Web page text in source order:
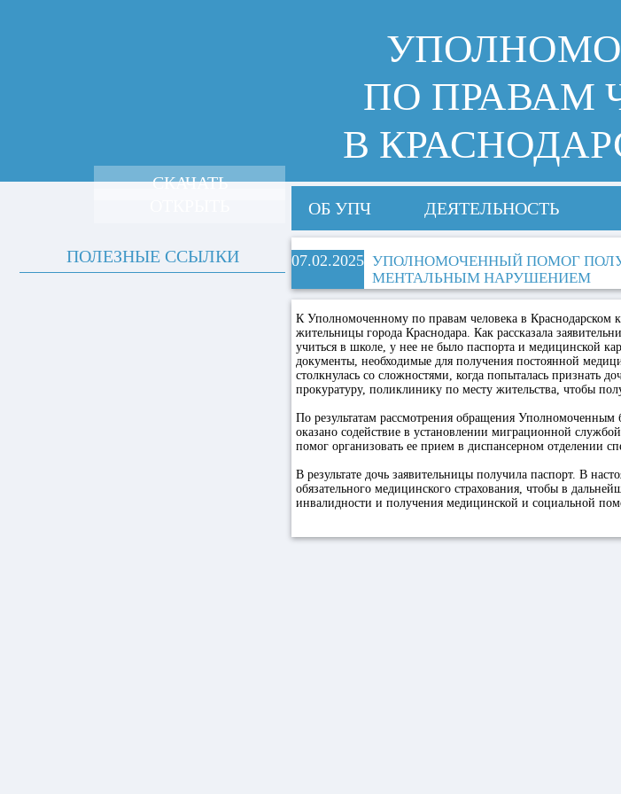
ПО ПРАВАМ
В
ОБ УПЧ ДЕЯТЕЛЬНОСТЬ
07.02.2025 УПОЛНОМОЧЕННЫЙ ПОМОГ
МЕНТАЛЬНЫМ НАРУШЕНИЕМ
К Уполномоченному по правам человека в
жительницы города Краснодара. Как рассказала
учиться в школе, у нее не было паспорта и медицинской
документы, необходимые для получения постоянной
столкнулась со сложностями, когда попыталась признать
прокуратуру, поликлинику по месту жительства, чтобы
По результатам рассмотрения обращения Уполномоченным
оказано содействие в установлении миграционной
помог организовать ее прием в диспансерном отделении
В результате дочь заявительницы получила паспорт. В
обязательного медицинского страхования, чтобы в
инвалидности и получения медицинской и социальной
СКАЧАТЬ
ПОЛЕЗНЫЕ ССЫЛКИ